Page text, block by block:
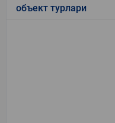
объект турлари